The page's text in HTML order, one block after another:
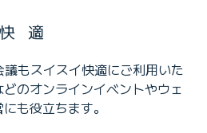
快適
もスイスイ快適にご利用いた
のオンラインイベントやウェ
も役立ちます。